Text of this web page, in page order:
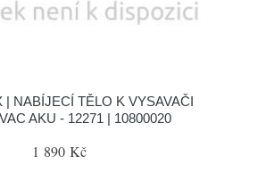
| NABÍJECÍ TĚLO K VYSAVAČI
AKU - 12271 | 10800020
1 890 Kč